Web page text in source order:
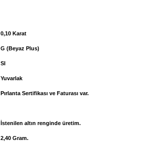
0,10 Karat
G (Beyaz Plus)
SI
Yuvarlak
Pırlanta Sertifikası ve Faturası var.
İstenilen altın renginde üretim.
2,40 Gram.